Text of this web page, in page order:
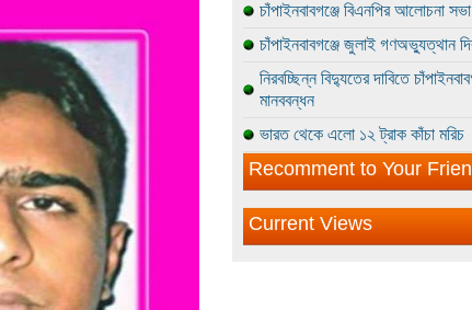
চাঁপাইনবাবগঞ্জে বিএনপির আলোচনা সভা
চাঁপাইনবাবগঞ্জে জুলাই গণঅভ্যুত্থান
নিরবচ্ছিন্ন বিদ্যুতের দাবিতে
মানববন্ধন
ভারত থেকে এলো ১২ ট্রাক কাঁচা মরিচ
Recomment to Your
Current Views